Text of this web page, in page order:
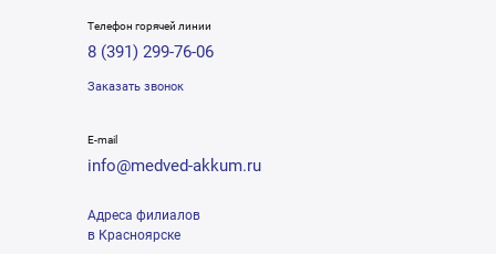
Телефон горячей линии
8 (391) 299-76-06
Заказать звонок
E-mail
info@medved-akkum.ru
Адреса филиалов
в Красноярске